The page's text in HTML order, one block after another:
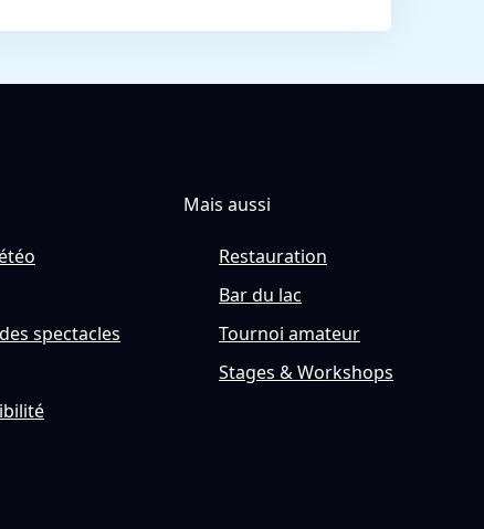
spectacles
Mais aussi
Restauration
Bar du lac
Tournoi amateur
Stages & Workshops